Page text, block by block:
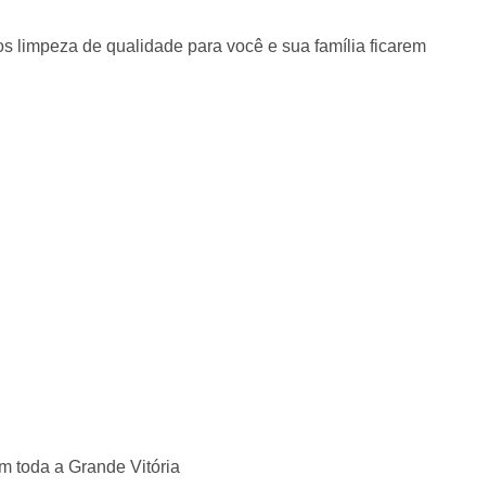
limpeza de qualidade para você e sua família ficarem
toda a Grande Vitória